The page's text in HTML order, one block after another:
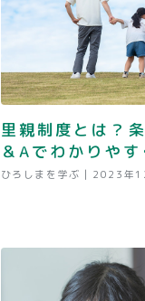
里親制度とは？
＆Aでわかりや
ひろしまを学ぶ | 2023年